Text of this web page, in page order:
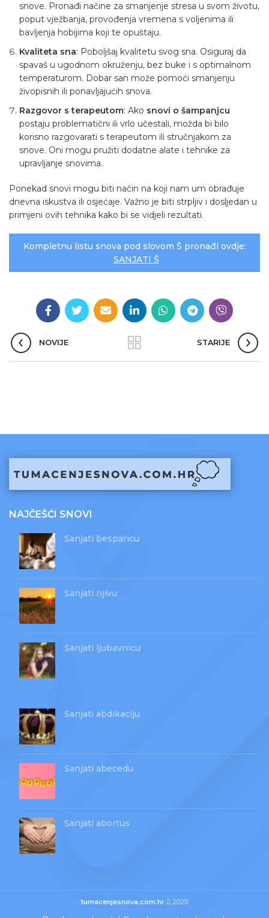
snove. Pronađi načine za smanjenje stresa u svom životu,
poput vježbanja, provođenja vremena s voljenima ili
bavljenja hobijima koji te opuštaju.
Kvaliteta sna: Poboljšaj kvalitetu svog sna. Osiguraj da
spavaš u ugodnom okruženju, bez buke i s optimalnom
temperaturom. Dobar san može pomoći smanjenju
živopisnih ili ponavljajućih snova.
Razgovor s terapeutom: Ako snovi o šampanjcu
postaju problematični ili vrlo učestali, možda bi bilo
korisno razgovarati s terapeutom ili stručnjakom za
snove. Oni mogu pružiti dodatne alate i tehnike za
upravljanje snovima.
Ponekad snovi mogu biti način na koji nam um obrađuje
dnevna iskustva ili osjećaje. Važno je biti strpljiv i dosljedan u
primjeni ovih tehnika kako bi se vidjeli rezultati.
Kompletnu listu snova pod slovom Š pronađi ovdje:
SANJATI Š
NOVIJE STARIJE
NAJČEŠĆI SNOVI
Sanjati besparicu
Sanjati njivu
Sanjati ljubavnicu
Sanjati abdikaciju
Sanjati abecedu
Sanjati abortus
tumacenjesnova.com.hr 2025